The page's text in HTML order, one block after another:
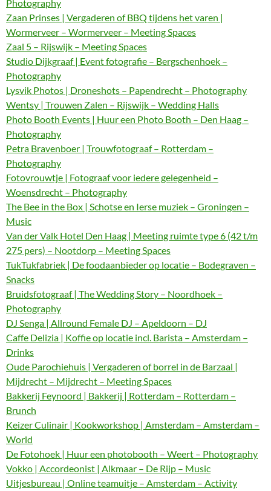
Photography
Zaan Prinses | Vergaderen of BBQ tijdens het varen |
Wormerveer – Wormerveer – Meeting Spaces
Zaal 5 – Rijswijk – Meeting Spaces
Studio Dijkgraaf | Event fotografie – Bergschenhoek –
Photography
Lysvik Photos | Droneshots – Papendrecht – Photography
Wentsy | Trouwen Zalen – Rijswijk – Wedding Halls
Photo Booth Events | Huur een Photo Booth – Den Haag –
Photography
Petra Bravenboer | Trouwfotograaf – Rotterdam –
Photography
Fotovrouwtje | Fotograaf voor iedere gelegenheid –
Woensdrecht – Photography
The Bee in the Box | Schotse en Ierse muziek – Groningen –
Music
Van der Valk Hotel Den Haag | Meeting ruimte type 6 (42 t/m
275 pers) – Nootdorp – Meeting Spaces
TukTukfabriek | De foodaanbieder op locatie – Bodegraven –
Snacks
Bruidsfotograaf | The Wedding Story – Noordhoek –
Photography
DJ Senga | Allround Female DJ – Apeldoorn – DJ
Caffe Delizia | Koffie op locatie incl. Barista – Amsterdam –
Drinks
Oude Parochiehuis | Vergaderen of borrel in de Barzaal |
Mijdrecht – Mijdrecht – Meeting Spaces
Bakkerij Feynoord | Bakkerij | Rotterdam – Rotterdam –
Brunch
Keizer Culinair | Kookworkshop | Amsterdam – Amsterdam –
World
De Fotohoek | Huur een photobooth – Weert – Photography
Vokko | Accordeonist | Alkmaar – De Rijp – Music
Uitjesbureau | Online teamuitje – Amsterdam – Activity